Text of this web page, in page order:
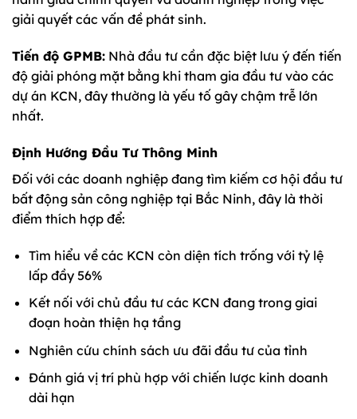
giải quyết các vấn đề phát sinh.
Tiến độ GPMB: Nhà đầu tư cần đặc biệt lưu ý đến tiến
độ giải phóng mặt bằng khi tham gia đầu tư vào các
dự án KCN, đây thường là yếu tố gây chậm trễ lớn
nhất.
Định Hướng Đầu Tư Thông Minh
Đối với các doanh nghiệp đang tìm kiếm cơ hội đầu tư
bất động sản công nghiệp tại Bắc Ninh, đây là thời
điểm thích hợp để:
Tìm hiểu về các KCN còn diện tích trống với tỷ lệ
lấp đầy 56%
Kết nối với chủ đầu tư các KCN đang trong giai
đoạn hoàn thiện hạ tầng
Nghiên cứu chính sách ưu đãi đầu tư của tỉnh
Đánh giá vị trí phù hợp với chiến lược kinh doanh
dài hạn